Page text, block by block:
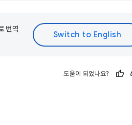
번역
도움이 되었나요?